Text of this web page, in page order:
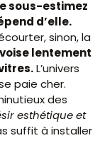
sous-estimez
d’elle.
sinon, la
lentement
L’univers
paie cher.
des
esthétique et
suffit à installer